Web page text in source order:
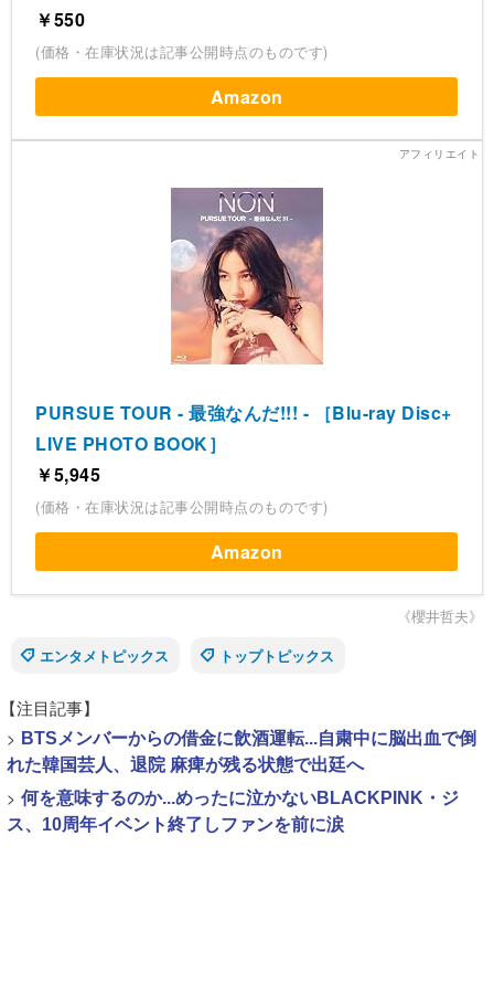
￥550
(価格・在庫状況は記事公開時点のものです)
Amazon
PURSUE TOUR - 最強なんだ!!! - ［Blu-ray Disc+
LIVE PHOTO BOOK］
￥5,945
(価格・在庫状況は記事公開時点のものです)
Amazon
《櫻井哲夫》
エンタメトピックス
トップトピックス
【注目記事】
> BTSメンバーからの借金に飲酒運転...自粛中に脳出血で倒
れた韓国芸人、退院 麻痺が残る状態で出廷へ
> 何を意味するのか...めったに泣かないBLACKPINK・ジ
ス、10周年イベント終了しファンを前に涙